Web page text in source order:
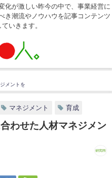
化が激しい昨今の中で、事業経営に
き潮流やノウハウを記事コンテンツ
いきます。
メントを
マネジメント 育成
わせた人材マネジメン